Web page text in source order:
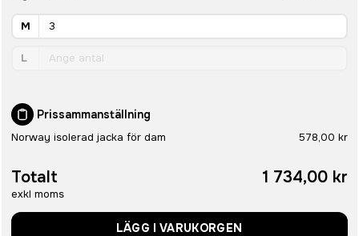
M
L
Prissammanställning
Norway isolerad jacka för dam 578,00 kr
Totalt
exkl moms
1 734,00 kr
LÄGG I VARUKORGEN